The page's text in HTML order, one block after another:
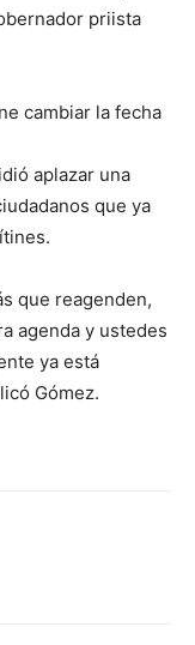
priista
cambiar la fecha
aplazar una
que ya
que reagenden,
agenda y ustedes
ya está
Gómez.